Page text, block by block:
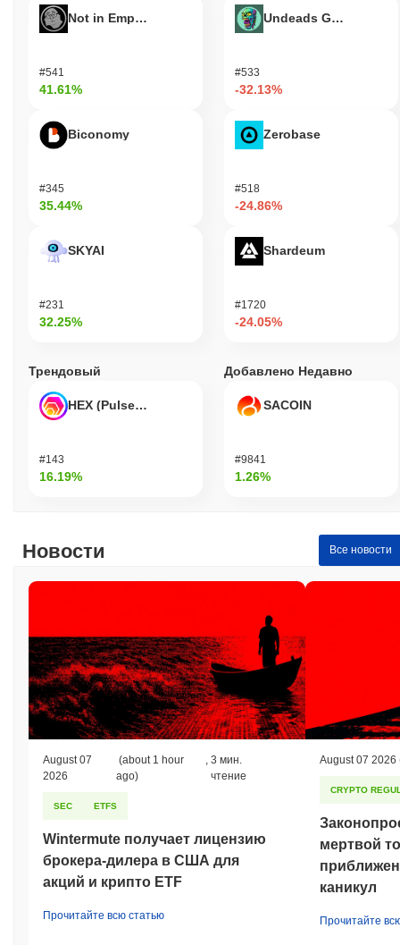
Not in Employment, Education, or Training
#541
41.61%
Biconomy
#345
35.44%
SKYAI
#231
32.25%
Undeads Games
#533
-32.13%
Zerobase
#518
-24.86%
Shardeum
#1720
-24.05%
Трендовый
HEX (Pulsechain)
#143
16.19%
Добавлено Недавно
SACOIN
#9841
1.26%
Новости Все новости
August 07
2026
(about 1 hour
ago)
3 мин.
чтение
SEC ETFS
Wintermute получает лицензию
брокера-дилера в США для
акций и крипто ETF
Прочитайте всю статью
August 07 2026
CRYPTO
мертвой
каникул
Прочитайте